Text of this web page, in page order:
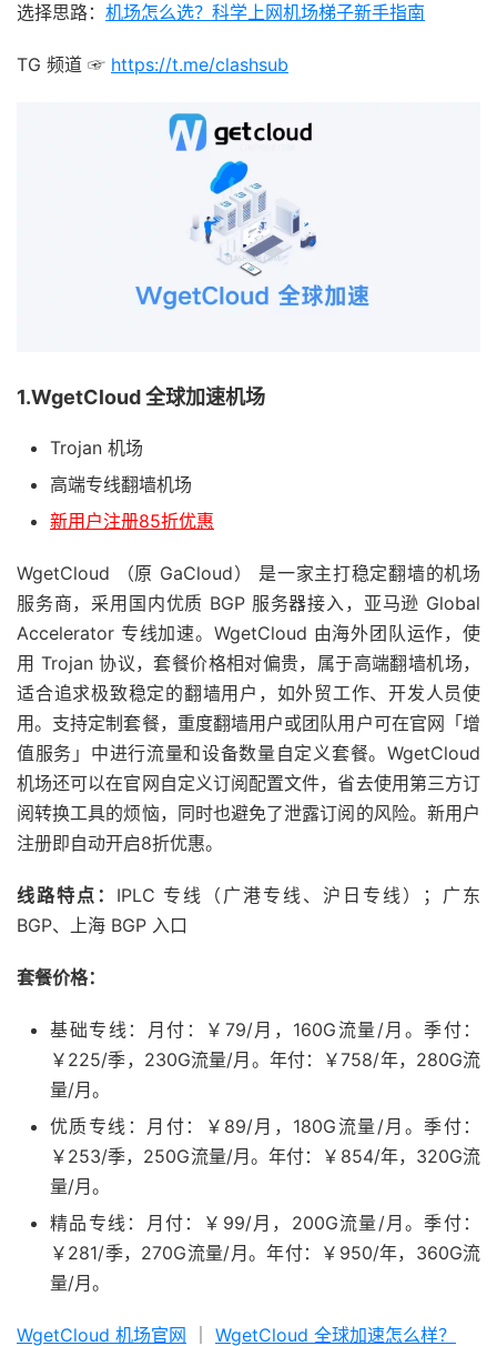
选择思路： 机场怎么选？科学上网机场梯子新手指南
TG 频道 ☞ https://t.me/clashsub
1.WgetCloud 全球加速机场
Trojan 机场
高端专线翻墙机场
新用户注册85折优惠
WgetCloud （原 GaCloud） 是一家主打稳定翻墙的机场
服务商，采用国内优质 BGP 服务器接入，亚马逊 Global
Accelerator 专线加速。WgetCloud 由海外团队运作，使
用 Trojan 协议，套餐价格相对偏贵，属于高端翻墙机场，
适合追求极致稳定的翻墙用户，如外贸工作、开发人员使
用。支持定制套餐，重度翻墙用户或团队用户可在官网「增
值服务」中进行流量和设备数量自定义套餐。WgetCloud
机场还可以在官网自定义订阅配置文件，省去使用第三方订
阅转换工具的烦恼，同时也避免了泄露订阅的风险。新用户
注册即自动开启8折优惠。
线路特点： IPLC 专线（广港专线、沪日专线）；广东
BGP、上海 BGP 入口
套餐价格：
基础专线：月付：￥79/月，160G流量/月。季付：
￥225/季，230G流量/月。年付：￥758/年，280G流
量/月。
优质专线：月付：￥89/月，180G流量/月。季付：
￥253/季，250G流量/月。年付：￥854/年，320G流
量/月。
精品专线：月付：￥99/月，200G流量/月。季付：
￥281/季，270G流量/月。年付：￥950/年，360G流
量/月。
WgetCloud 机场官网 WgetCloud 全球加速怎么样？